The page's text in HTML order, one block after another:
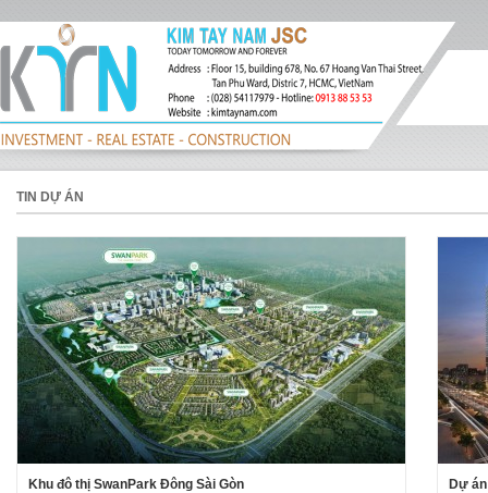
TIN DỰ ÁN
Khu đô thị SwanPark Đông Sài Gòn
Dự